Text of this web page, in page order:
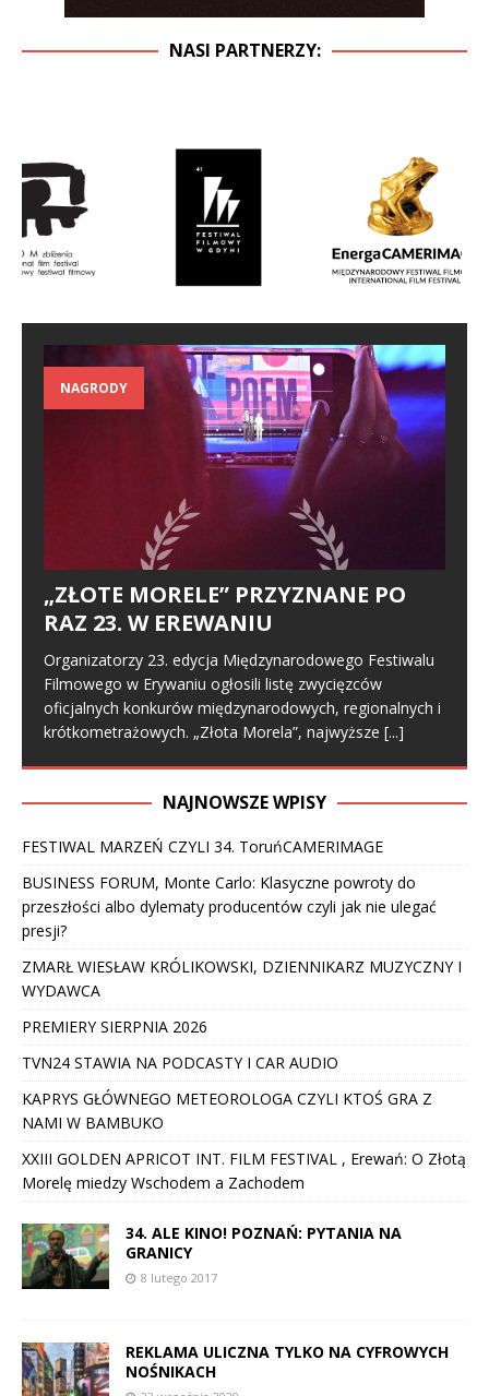
NASI PARTNERZY:
NAGRODY
„ZŁOTE MORELE” PRZYZNANE PO
RAZ 23. W EREWANIU
Organizatorzy 23. edycja Międzynarodowego Festiwalu
Filmowego w Erywaniu ogłosili listę zwycięzców
oficjalnych konkurów międzynarodowych, regionalnych i
krótkometrażowych. „Złota Morela”, najwyższe [...]
NAJNOWSZE WPISY
FESTIWAL MARZEŃ CZYLI 34. ToruńCAMERIMAGE
BUSINESS FORUM, Monte Carlo: Klasyczne powroty do
przeszłości albo dylematy producentów czyli jak nie ulegać
presji?
ZMARŁ WIESŁAW KRÓLIKOWSKI, DZIENNIKARZ MUZYCZNY I
WYDAWCA
PREMIERY SIERPNIA 2026
TVN24 STAWIA NA PODCASTY I CAR AUDIO
KAPRYS GŁÓWNEGO METEOROLOGA CZYLI KTOŚ GRA Z
NAMI W BAMBUKO
XXIII GOLDEN APRICOT INT. FILM FESTIVAL , Erewań: O Złotą
Morelę miedzy Wschodem a Zachodem
34. ALE KINO! POZNAŃ: PYTANIA NA
GRANICY
8 lutego 2017
REKLAMA ULICZNA TYLKO NA CYFROWYCH
NOŚNIKACH